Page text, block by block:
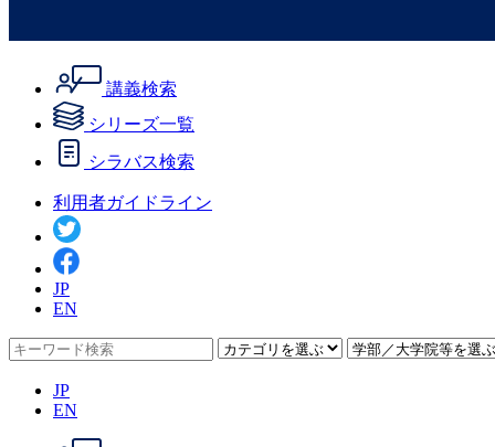
講義検索
シリーズ一覧
シラバス検索
利用者ガイドライン
JP
EN
JP
EN